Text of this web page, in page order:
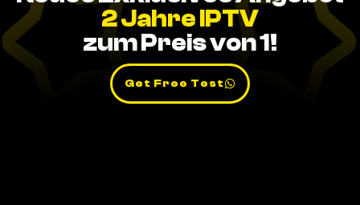
2 Jahre IPTV
zum Preis von 1!
Get Free Test